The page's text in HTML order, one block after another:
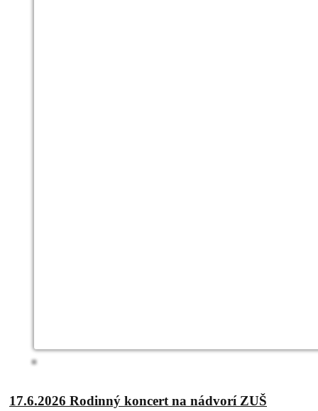
17.6.2026 Rodinný koncert na nádvorí ZUŠ